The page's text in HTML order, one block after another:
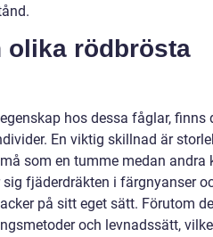
olika rödbrösta
hos dessa fåglar, finns
En viktig skillnad är
som en tumme medan andra
fjäderdräkten i färgnyanser
på sitt eget sätt. Förutom
och levnadssätt,